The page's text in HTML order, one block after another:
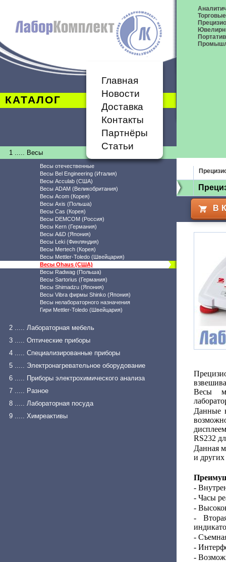
КАТАЛОГ
Главная
Новости
Доставка
Контакты
Партнёры
Статьи
1 ..... Весы
Весы отечественные
Весы Bel Engineering (Италия)
Весы Acculab (США)
Весы ADAM (Великобритания)
Весы Acom (Корея)
Весы Axis (Польша)
Весы Cas (Корея)
Весы DEMCOM (Россия)
Весы Kern (Германия)
Весы A&D (Япония)
Весы Leki (Финляндия)
Весы Mertech (Корея)
Весы Mettler-Toledo (Швейцария)
Весы Ohaus (США)
Весы Radwag (Польша)
Весы Sartorius (Германия)
Весы Shimadzu (Япония)
Весы Vibra фирмы Shinko (Япония)
Весы нелабораторного назначения
Гири Mettler-Toledo (Швейцария)
2 ..... Лабораторная мебель
3 ..... Оптические приборы
4 ..... Специализированные приборы
5 ..... Электронагревательное оборудование
6 ..... Приборы электрохимического анализа
7 ..... Разное
8 ..... Лабораторная посуда
9 ..... Химреактивы
В
Весы
Данные
RS232
Данная
и
-
- Часы
-
-
-
-
-